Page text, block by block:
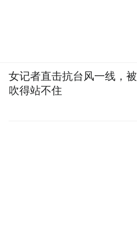
女记者直击抗台风一线，被
吹得站不住